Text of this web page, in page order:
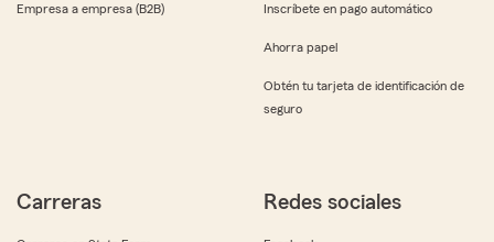
Empresa a empresa (B2B) Inscríbete en pago automático
Ahorra papel
Obtén tu tarjeta de identificación de
seguro
Carreras Redes sociales